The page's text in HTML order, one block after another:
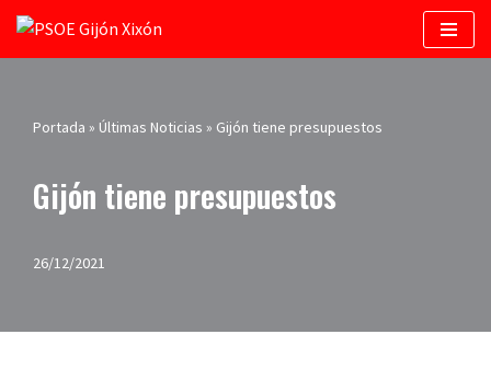
Saltar
Portada » Últimas Noticias » Gijón tiene presupuestos
Gijón tiene presupuestos
26/12/2021